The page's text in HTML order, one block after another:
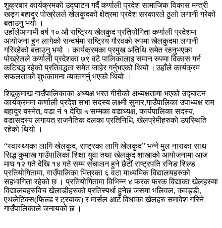
शुक्रबार कार्यक्रमको उद्घाटन गर्दै कर्णाली प्रदेश सामाजिक विकास मन्त्री
खड्ग बहादुर पोख्रेलले खेलकुदको क्षेत्रमा प्रदेश सरकारले ठुलो लगानी गरेको
बताउनु भयो ।
उहाँलेआगामी वर्ष १० औ राष्ट्रिय खेलकुद प्रतियोगिता कर्णाली प्रदेशमा
आयोजना हुन लागेको सन्दर्भमा राष्ट्रिय गौरवको रुपमा खेलकुदमा लगानी
गरिरहेको बताउनु भयो । कार्यक्रमका प्रमुख अतिथि समेत रहनुभएका
पोख्रेलले कर्णाली प्रदेशका ७९ वटै पालिकालाइ समान रुपमा विकास गर्न
कटिबद्ध रहेको प्रतिवद्धता समेत जाहेर गर्नुभएको थियो ।उहाँले कार्यक्रम
सफलताको शुभकामना व्यक्तगर्नु भएको थियो ।
शिद्वकुमाख गाउँपालिकाका अध्यक्ष भरत गीरीको अध्यक्षतामा भएको उद्घाटन
कार्यक्रममा कर्णाली प्रदेश सभा सदस्य लक्ष्मी सुनार,गाउँपालिका उपाध्यक्ष राम
बहादुर बस्नेत, वडा नं १ देखि ५ सम्मका वडाध्यक्ष, कार्यपालिका सदस्य,
वडासदस्य लगायत राजनैतिक दलका प्रतिनिधि, खेलप्रेमीहरुको उपस्थिति
रहेको थियो ।
“स्वास्थ्यका लागि खेलकुद, राष्ट्रका लागि खेलकुद” भन्ने मुल नाराका साथ
सिद्ध कुमाख गाउँपालिका शिक्षा युवा तथा खेलकुद शाखाको आयोजनामा आज
माघ १२ गते देखि १४ गते सम्म संचालन हुने छैटौं राष्ट्रपति रनिङ शिल्ड
प्रतियोगितामा, गाउँपालिका भित्रका ६ वटा माध्यमिक विद्यालयहरुको
सहभागिता रहेको छ । प्रतियोगितामा विभिन्न ४ फरक फरक विद्याका खेलहरुमा
विद्यालयहरुविच खेलाडीहरुको प्रतिस्पर्धा हुनेछ जसमा भलिवल, कवड्डी,
एथलेटिक्स(फिल्ड र ट्रयाक) र मार्सल आर्ट विधाका खेलहरु समावेश गरिने
गाउँपालिकाले जनायको छ ।